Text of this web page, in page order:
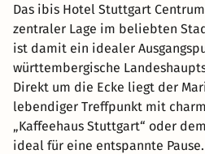
Das ibis Hotel Stuttgart
zentraler Lage im beliebten
ist damit ein idealer
württembergische
Direkt um die Ecke liegt der
lebendiger Treffpunkt mit
„Kaffeehaus Stuttgart“ oder
ideal für eine entspannte